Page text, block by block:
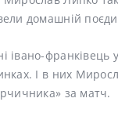
домашній
івано-франківець
І в них
за матч.